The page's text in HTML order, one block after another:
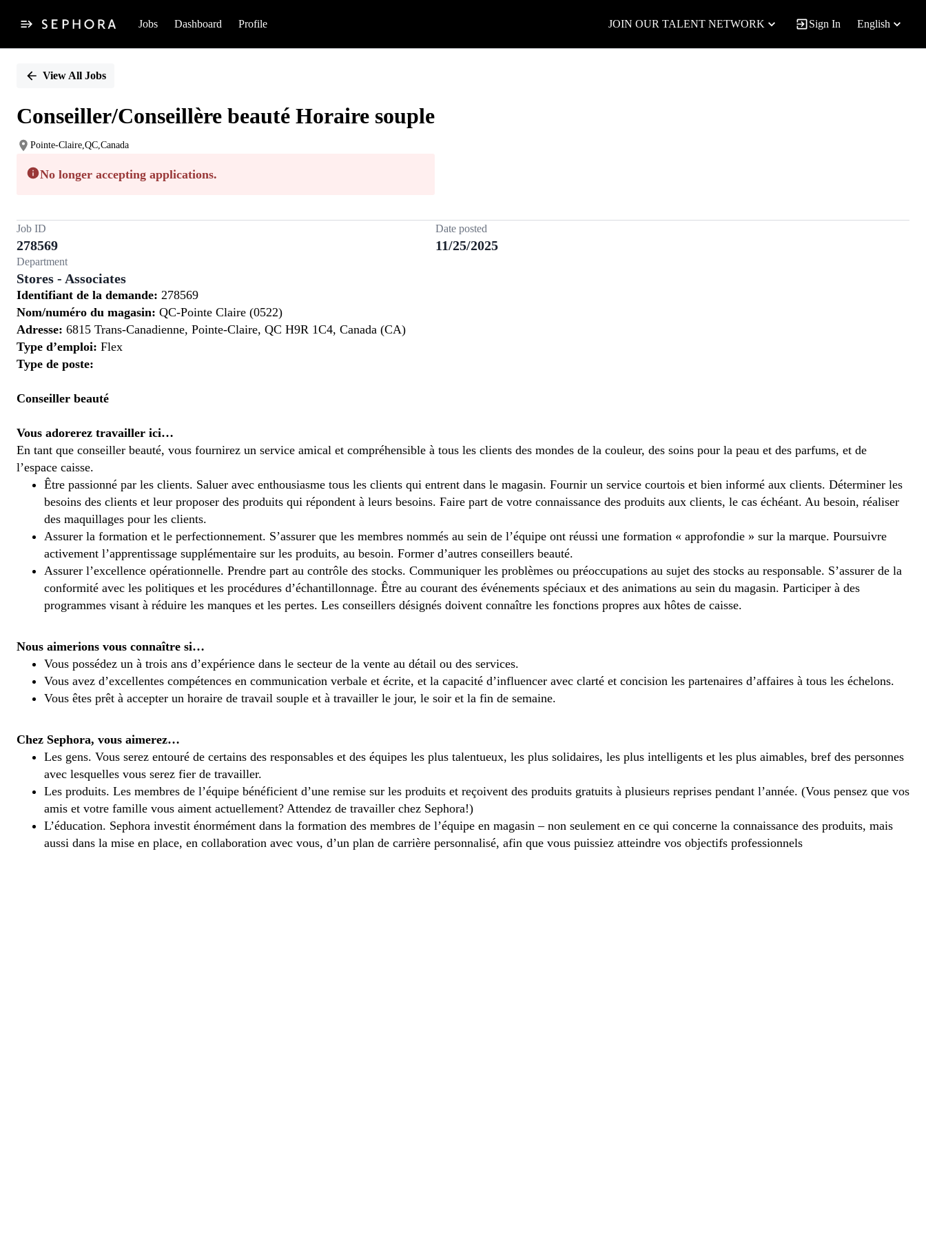
Jobs Dashboard Profile JOIN OUR TALENT NETWORK Sign In English
PositionView All Jobs
Conseiller/Conseillère beauté Horaire souple
Pointe-Claire,QC,Canada
No longer accepting applications.
Job ID
278569
Date posted
11/25/2025
Department
Stores - Associates
Identifiant de la demande: 278569
Nom/numéro du magasin: QC-Pointe Claire (0522)
Adresse: 6815 Trans-Canadienne, Pointe-Claire, QC H9R 1C4, Canada (CA)
Type d’emploi: Flex
Type de poste:
Conseiller beauté
Vous adorerez travailler ici…
En tant que conseiller beauté, vous fournirez un service amical et compréhensible à tous les clients des mondes de la couleur, des soins pour la peau et des parfums, et de
l’espace caisse.
Être passionné par les clients. Saluer avec enthousiasme tous les clients qui entrent dans le magasin. Fournir un service courtois et bien informé aux clients. Déterminer les
besoins des clients et leur proposer des produits qui répondent à leurs besoins. Faire part de votre connaissance des produits aux clients, le cas échéant. Au besoin, réaliser
des maquillages pour les clients.
Assurer la formation et le perfectionnement. S’assurer que les membres nommés au sein de l’équipe ont réussi une formation « approfondie » sur la marque. Poursuivre
activement l’apprentissage supplémentaire sur les produits, au besoin. Former d’autres conseillers beauté.
Assurer l’excellence opérationnelle. Prendre part au contrôle des stocks. Communiquer les problèmes ou préoccupations au sujet des stocks au responsable. S’assurer de la
conformité avec les politiques et les procédures d’échantillonnage. Être au courant des événements spéciaux et des animations au sein du magasin. Participer à des
programmes visant à réduire les manques et les pertes. Les conseillers désignés doivent connaître les fonctions propres aux hôtes de caisse.
Nous aimerions vous connaître si…
Vous possédez un à trois ans d’expérience dans le secteur de la vente au détail ou des services.
Vous avez d’excellentes compétences en communication verbale et écrite, et la capacité d’influencer avec clarté et concision les partenaires d’affaires à tous les échelons.
Vous êtes prêt à accepter un horaire de travail souple et à travailler le jour, le soir et la fin de semaine.
Chez Sephora, vous aimerez…
Les gens. Vous serez entouré de certains des responsables et des équipes les plus talentueux, les plus solidaires, les plus intelligents et les plus aimables, bref des personnes
avec lesquelles vous serez fier de travailler.
Les produits. Les membres de l’équipe bénéficient d’une remise sur les produits et reçoivent des produits gratuits à plusieurs reprises pendant l’année. (Vous pensez que vos
amis et votre famille vous aiment actuellement? Attendez de travailler chez Sephora!)
L’éducation. Sephora investit énormément dans la formation des membres de l’équipe en magasin – non seulement en ce qui concerne la connaissance des produits, mais
aussi dans la mise en place, en collaboration avec vous, d’un plan de carrière personnalisé, afin que vous puissiez atteindre vos objectifs professionnels